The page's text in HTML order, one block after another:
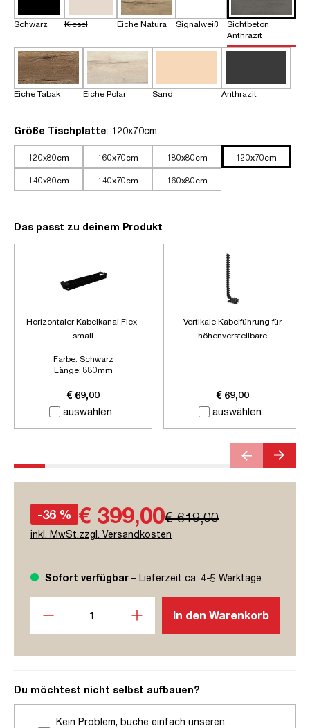
Schwarz Kiesel Eiche Natura Signalweiß
Sichtbeton
Anthrazit
Eiche Tabak Eiche Polar Sand Anthrazit
Größe Tischplatteauswählen
: 120x70cm
120x80cm 160x70cm 180x80cm 120x70cm
140x80cm 140x70cm 160x80cm
Das passt zu deinem Produkt
auswählen
Horizontaler Kabelkanal Flex-
small
Farbe: Schwarz
Länge: 880mm
€ 69,00
auswählen
Vertikale Kabelführung für
höhenverstellbare
€ 69,00
-36 % € 399,00€ 619,00
inkl. MwSt.zzgl. Versandkosten
Sofort verfügbar – Lieferzeit ca. 4-5 Werktage
In den Warenkorb
Du möchtest nicht selbst aufbauen?
Kein Problem, buche einfach unseren